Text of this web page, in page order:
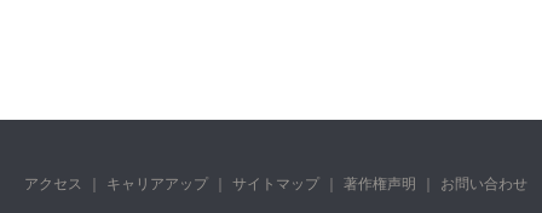
アクセス キャリアアップ サイトマップ 著作権声明 お問い合わせ